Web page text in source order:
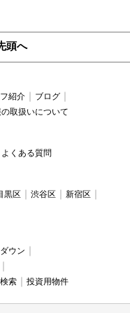
頭へ
紹介
ブログ
取扱いについて
よくある質問
黒区 渋谷区
新宿区
ウン
索 投資用物件